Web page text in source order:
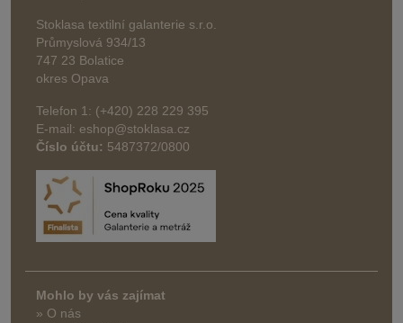
Stoklasa textilní galanterie s.r.o.
Průmyslová 934/13
747 23 Bolatice
okres Opava
Telefon 1: (+420) 228 229 395
E-mail: eshop@stoklasa.cz
Číslo účtu: 5487372/0800
Mohlo by vás zajímat
» O nás